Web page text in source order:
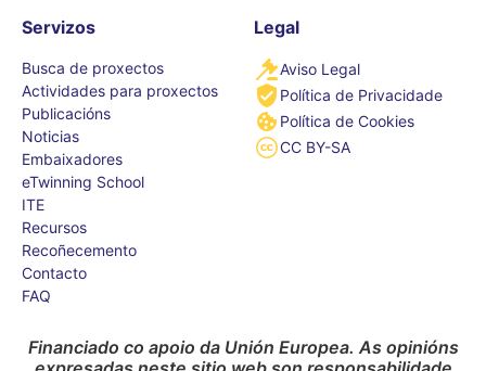
Servizos
Busca de proxectos
Actividades para proxectos
Publicacións
Noticias
Embaixadores
eTwinning School
ITE
Recursos
Recoñecemento
Contacto
FAQ
Legal
Aviso Legal
Política de Privacidade
Política de Cookies
CC BY-SA
Financiado co apoio da Unión Europea. As opinións